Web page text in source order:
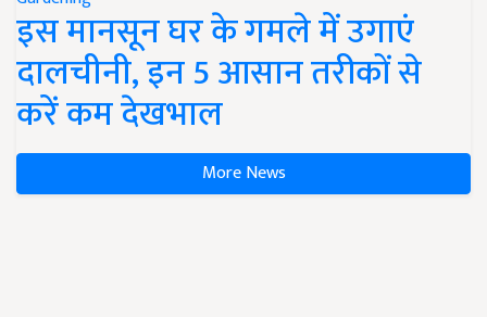
इस मानसून घर के गमले में उगाएं
दालचीनी, इन 5 आसान तरीकों से
करें कम देखभाल
More News